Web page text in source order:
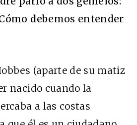
debemos entender
(aparte de su matiz
nacido cuando la
a las costas